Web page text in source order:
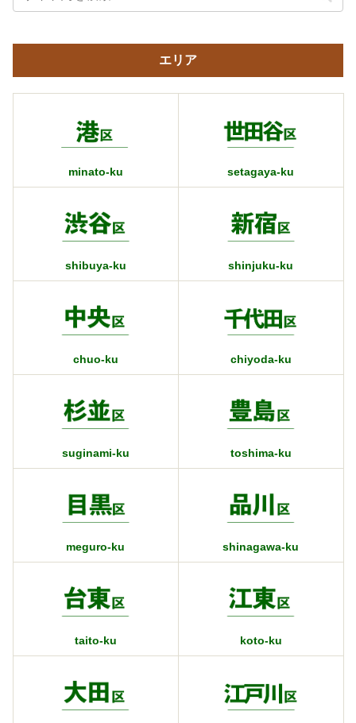
エリア
minato-ku setagaya-ku
shibuya-ku shinjuku-ku
chuo-ku chiyoda-ku
suginami-ku toshima-ku
meguro-ku shinagawa-ku
taito-ku koto-ku